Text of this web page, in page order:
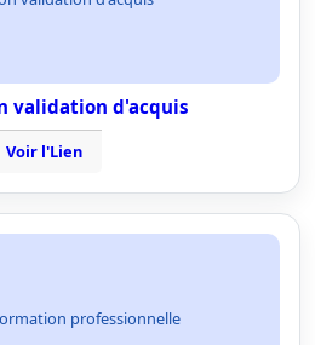
validation d'acquis
Voir l'Lien
professionnelle